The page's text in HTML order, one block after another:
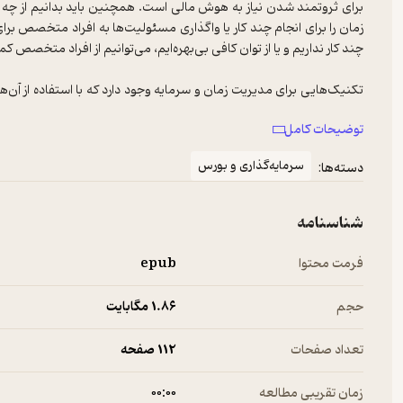
برای ثروتمند شدن نیاز به هوش مالی است. همچنین باید بدانیم از
زمان را برای انجام چند کار یا واگذاری مسئولیت‌ها به افراد متخصص
تکنیک‌هایی برای مدیریت زمان و سرمایه وجود دارد که با استفاده از
مثال، آیا ذهن شما می‌داند که بعد از خرید یک وسیله جیبتان پرتر
هزینه دارد. اما اجاره دادن ملک‌، ‌داشتن کسب‌وکاری مثل سوپرمارکت
اگر آن را برای کار خریده‌اید که سرمایه است اما اگر به خاطر دلتان و
زندگی می‌کنید یک هزینه است. مثلاً قیمت ملک شما معمولاً ثابت است
‌درآمدی هم برای شما ایجاد می‌کند.
توضیحات کامل
دسته‌ها:
سرمایه‌گذاری و بورس
شناسنامه
فرمت محتوا epub
حجم 1.۸۶ مگابایت
تعداد صفحات 112 صفحه
زمان تقریبی مطالعه ۰۰:۰۰